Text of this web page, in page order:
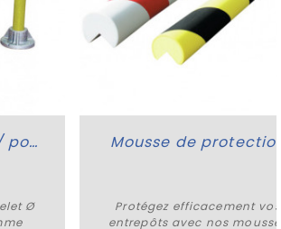
Arceau / épingle / potelet Ø 50 mm
Ø
Plus de détails
Mousse de protection
Protégez efficacement vos
entrepôts avec nos mousses